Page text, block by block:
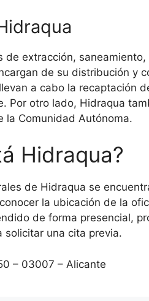
de extracción,
de su distribución y
a cabo la recaptación
Por otro lado, Hidraqua
la Comunidad Autónoma.
Hidraqua?
de Hidraqua se
la ubicación de la
de forma presencial,
solicitar una cita previa.
– 03007 – Alicante